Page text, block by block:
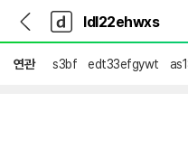
다
나
와
가
기
다
와
인
연관 s3bf edt33efgywt